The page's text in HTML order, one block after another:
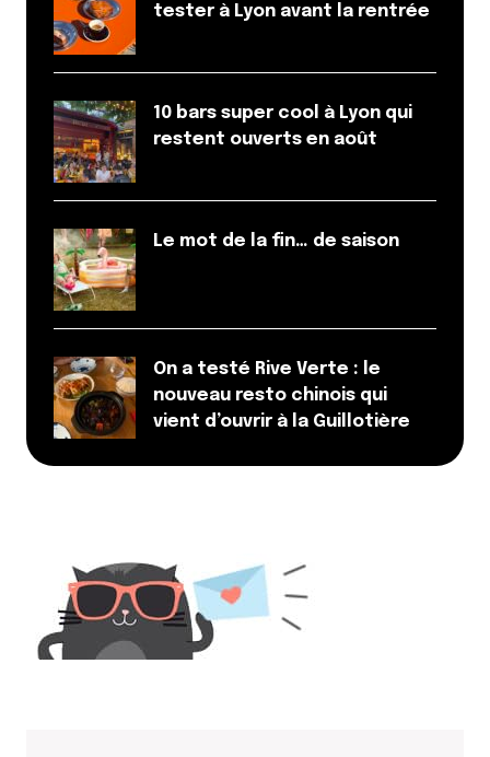
tester à Lyon avant la rentrée
10 bars super cool à Lyon qui
restent ouverts en août
Le mot de la fin… de saison
On a testé Rive Verte : le
nouveau resto chinois qui
vient d’ouvrir à la Guillotière